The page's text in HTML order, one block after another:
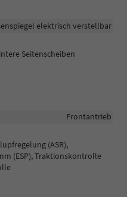
elektrisch verstellbar
Seitenscheiben
Frontantrieb
(ASR),
(ESP), Traktionskontrolle